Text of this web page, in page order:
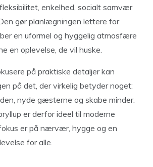
enkelhed, socialt samvær
gør planlægningen lettere for
en uformel og hyggelig atmosfære
en oplevelse, de vil huske.
på praktiske detaljer kan
på det, der virkelig betyder noget:
nyde gæsterne og skabe minder.
er derfor ideel til moderne
er på nærvær, hygge og en
for alle.